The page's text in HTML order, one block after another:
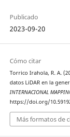
Publicado
2023-09-20
Cómo citar
Torrico Irahola, R. A.
datos LiDAR en la
INTERNACIONAL
https://doi.org/
Más formatos de